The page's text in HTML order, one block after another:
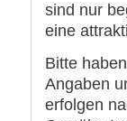
sind nur
eine
Bitte
Angaben
erfolgen